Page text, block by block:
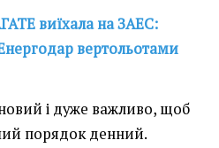
виїхала на ЗАЕС:
вертольотами
і дуже важливо, щоб
порядок денний.